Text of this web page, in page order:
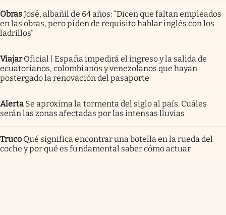
ObrasJosé, albañil de 64 años: “Dicen que faltan empleados
en las obras, pero piden de requisito hablar inglés con los
ladrillos”
Viajar Oficial | España impedirá el ingreso y la salida de
ecuatorianos, colombianos y venezolanos que hayan
postergado la renovación del pasaporte
Alerta Se aproxima la tormenta del siglo al país. Cuáles
serán las zonas afectadas por las intensas lluvias
Truco Qué significa encontrar una botella en la rueda del
coche y por qué es fundamental saber cómo actuar